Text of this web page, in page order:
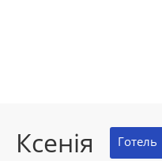
Ксенія Готель